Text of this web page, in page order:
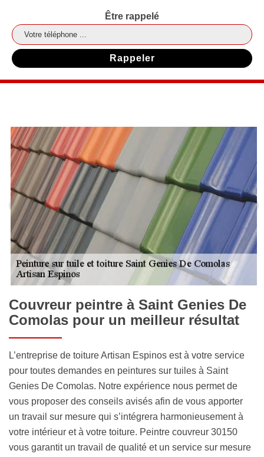
Être rappelé
Couvreur peintre à Saint Genies De
Comolas pour un meilleur résultat
L’entreprise de toiture Artisan Espinos est à votre service
pour toutes demandes en peintures sur tuiles à Saint
Genies De Comolas. Notre expérience nous permet de
vous proposer des conseils avisés afin de vous apporter
un travail sur mesure qui s’intégrera harmonieusement à
votre intérieur et à votre toiture. Peintre couvreur 30150
vous garantit un travail de qualité et un service sur mesure